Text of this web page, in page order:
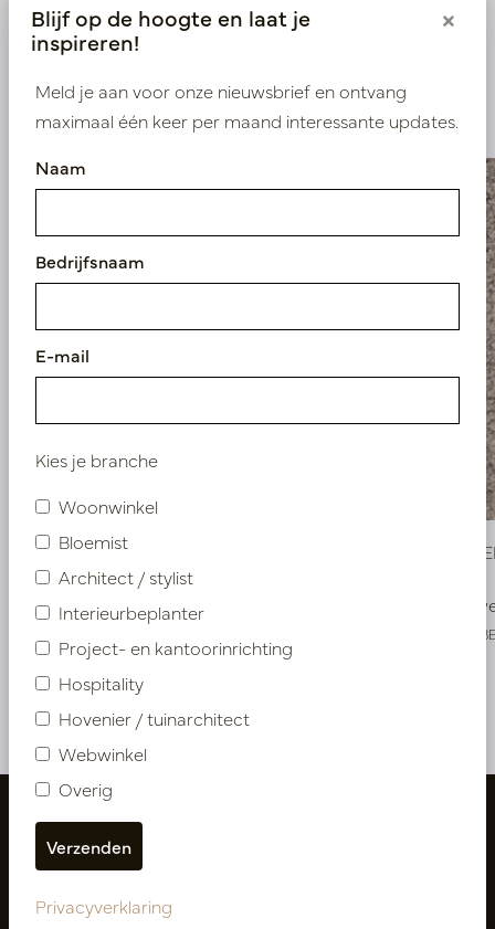
Vergelijkbare
producten
Carpet TEMBER Grey 200X300cm
Snel weer op voorraad, reserveer nu
Carpet
Snel
Meer van Kleden
Blijf op de hoogte en laat je
inspireren!
×
Meld je aan voor onze nieuwsbrief en ontvang
maximaal één keer per maand interessante updates.
Naam
Bedrijfsnaam
E-mail
Kies je branche
Woonwinkel
Bloemist
Architect / stylist
Interieurbeplanter
Project- en kantoorinrichting
Hospitality
Hovenier / tuinarchitect
Webwinkel
Overig
Privacyverklaring